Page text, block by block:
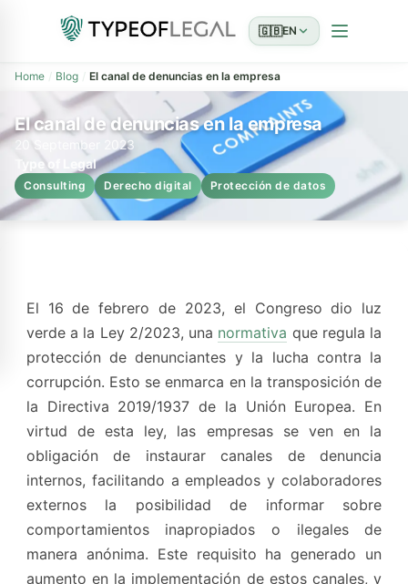
🇬🇧EN
Home Blog El canal de denuncias en la empresa
El canal de denuncias en la empresa
20 September 2023
Type of Legal
Consulting Derecho digital Protección de datos
El 16 de febrero de 2023, el Congreso dio luz
verde a la Ley 2/2023, una normativa que regula la
protección de denunciantes y la lucha contra la
corrupción. Esto se enmarca en la transposición de
la Directiva 2019/1937 de la Unión Europea. En
virtud de esta ley, las empresas se ven en la
obligación de instaurar canales de denuncia
internos, facilitando a empleados y colaboradores
externos la posibilidad de informar sobre
comportamientos inapropiados o ilegales de
manera anónima. Este requisito ha generado un
aumento en la implementación de estos canales, y